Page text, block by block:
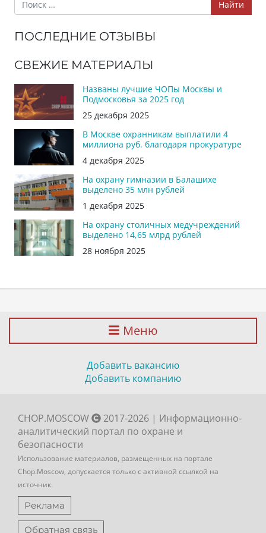
Найти
ПОСЛЕДНИЕ ОТЗЫВЫ
СВЕЖИЕ МАТЕРИАЛЫ
Названы лучшие ЧОПы Москвы и
Подмосковья за 2025 год
25 декабря 2025
В Москве охранникам выплатили 4
миллиона руб. благодаря прокуратуре
4 декабря 2025
На охрану гимназии в Балашихе
выделено 35 млн рублей
1 декабря 2025
На охрану столичных медучреждений
выделено 14,65 млрд рублей
28 ноября 2025
Меню
Добавить вакансию
Добавить компанию
CHOP.MOSCOW
2017-2026 | Информационно-
аналитический портал по охране и
безопасности
Использование материалов, размещенных на портале
Chop.Moscow, допускается только с активной ссылкой на
источник.
Реклама
Обратная связь